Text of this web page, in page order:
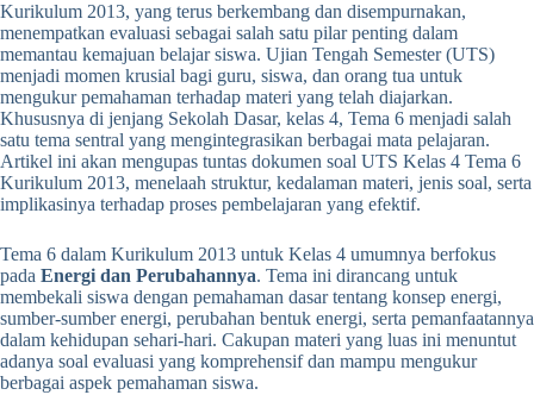
Kurikulum 2013, yang terus berkembang dan disempurnakan,
menempatkan evaluasi sebagai salah satu pilar penting dalam
memantau kemajuan belajar siswa. Ujian Tengah Semester (UTS)
menjadi momen krusial bagi guru, siswa, dan orang tua untuk
mengukur pemahaman terhadap materi yang telah diajarkan.
Khususnya di jenjang Sekolah Dasar, kelas 4, Tema 6 menjadi salah
satu tema sentral yang mengintegrasikan berbagai mata pelajaran.
Artikel ini akan mengupas tuntas dokumen soal UTS Kelas 4 Tema 6
Kurikulum 2013, menelaah struktur, kedalaman materi, jenis soal, serta
implikasinya terhadap proses pembelajaran yang efektif.
Tema 6 dalam Kurikulum 2013 untuk Kelas 4 umumnya berfokus
pada Energi dan Perubahannya. Tema ini dirancang untuk
membekali siswa dengan pemahaman dasar tentang konsep energi,
sumber-sumber energi, perubahan bentuk energi, serta pemanfaatannya
dalam kehidupan sehari-hari. Cakupan materi yang luas ini menuntut
adanya soal evaluasi yang komprehensif dan mampu mengukur
berbagai aspek pemahaman siswa.